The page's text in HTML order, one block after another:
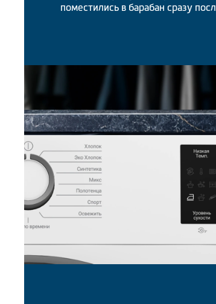
поместились в барабан сразу